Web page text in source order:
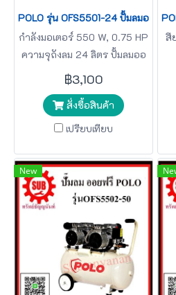
POLO รุ่น OFS5501-24 ปั้มลมออยล์
กำลังมอเตอร์ 550 W, 0.75 HP
ความจุถังลม 24 ลิตร ปั้มลมออ
ยล์ฟรี POLO
฿3,100
สั่งซื้อสินค้า
เปรียบเทียบ
สี
New